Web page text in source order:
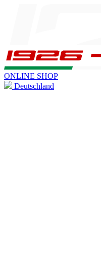
ONLINE SHOP
Deutschland